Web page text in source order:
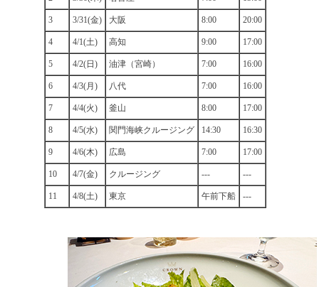
3 3/31(金) 大阪 8:00 20:00
4 4/1(土) 高知 9:00 17:00
5 4/2(日) 油津（宮崎） 7:00 16:00
6 4/3(月) 八代 7:00 16:00
7 4/4(火) 釜山 8:00 17:00
8 4/5(水) 関門海峡クルージング 14:30 16:30
9 4/6(木) 広島 7:00 17:00
10 4/7(金) クルージング --- ---
11 4/8(土) 東京 午前下船 ---